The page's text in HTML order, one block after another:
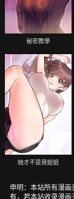
秘密教學
她才不是我姐姐
申明：本站所有漫
有，若本站收录漫画